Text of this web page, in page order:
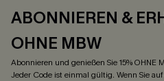
ABONNIEREN &
OHNE MBW
Abonnieren und genießen Sie 15% OHNE
Jeder Code ist einmal gültig. Wenn Sie